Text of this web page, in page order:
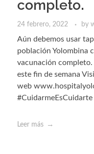
completo.
24 febrero, 2022 by
Aún debemos usar
población Yolombina
vacunación
este fin de semana
web
Leer más